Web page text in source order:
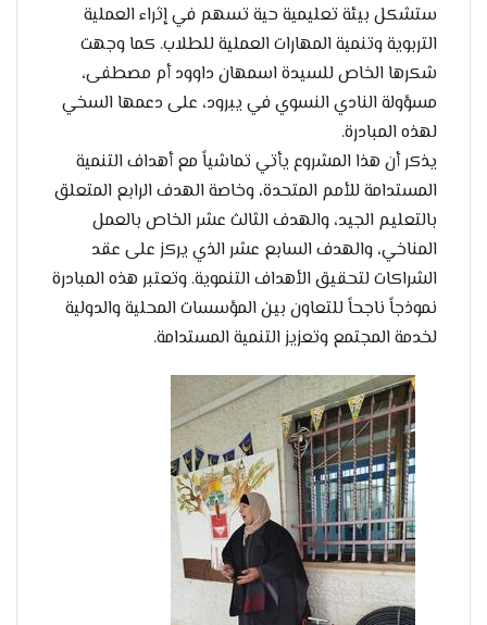
ستشكل بيئة تعليمية حية تسهم في إثراء العملية
التربوية وتنمية المهارات العملية للطلاب. كما وجهت
شكرها الخاص للسيدة اسمهان داوود أم مصطفى،
مسؤولة النادي النسوي في يبرود، على دعمها السخي
لهذه المبادرة.
يذكر أن هذا المشروع يأتي تماشياً مع أهداف التنمية
المستدامة للأمم المتحدة، وخاصة الهدف الرابع المتعلق
بالتعليم الجيد، والهدف الثالث عشر الخاص بالعمل
المناخي، والهدف السابع عشر الذي يركز على عقد
الشراكات لتحقيق الأهداف التنموية. وتعتبر هذه المبادرة
نموذجاً ناجحاً للتعاون بين المؤسسات المحلية والدولية
لخدمة المجتمع وتعزيز التنمية المستدامة.